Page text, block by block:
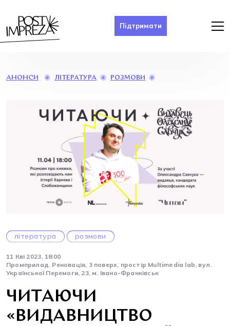
Підтримати
АНОНСИ ЛІТЕРАТУРА РОЗМОВИ
ІСТОРІЇ
ХАРКОВА
ТА
СЛОБОЖАНЩИНИ
література розмови
11 Кві 2023, 18:00
Промприлад. Реновація, 3 поверх, простір Multimedia lab, вул.
Української Перемоги, 23, м. Івано-Франківськ
ЧИТАЮЧИ
«ВИДАВНИЦТВО